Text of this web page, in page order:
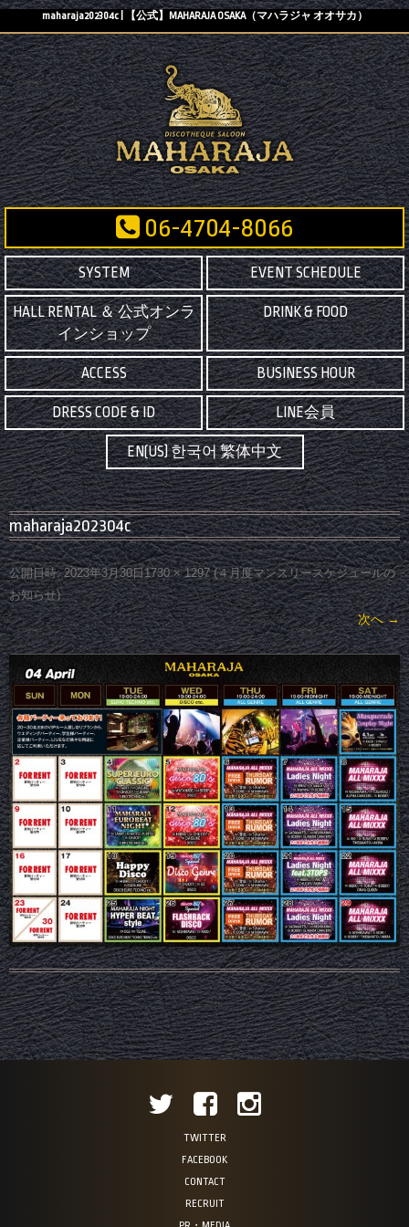
maharaja202304c | 【公式】MAHARAJA OSAKA（マハラジャ オオサカ）
06-4704-8066
SYSTEM EVENT SCHEDULE
HALL RENTAL ＆ 公式オンラ
インショップ
DRINK & FOOD
ACCESS BUSINESS HOUR
DRESS CODE & ID LINE会員
EN(US) 한국어 繁体中文
maharaja202304c
公開日時: 2023年3月30日1730 × 1297(４月度マンスリースケジュールの
お知らせ)
次へ →
TWITTER
FACEBOOK
CONTACT
RECRUIT